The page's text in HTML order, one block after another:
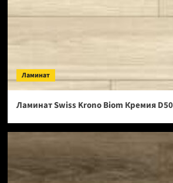
Ламинат
Ламинат Swiss Krono Biom Кремия